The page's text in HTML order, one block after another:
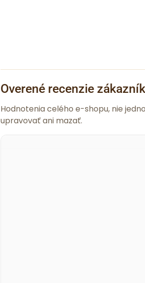
Overené recenzie
Hodnotenia celého e-shopu, nie
upravovať ani mazať.